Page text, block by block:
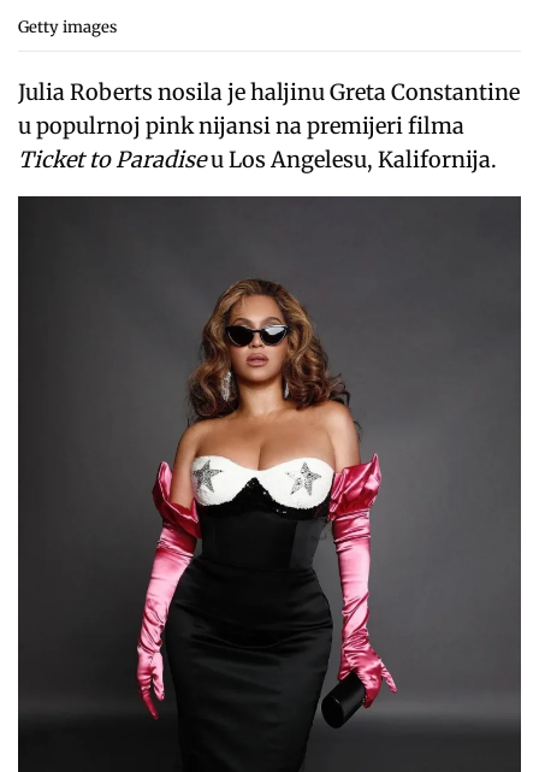
Getty images
Julia Roberts nosila je haljinu Greta Constantine
u populrnoj pink nijansi na premijeri filma
Ticket to Paradiseu Los Angelesu, Kalifornija.